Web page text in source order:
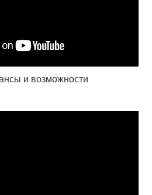
и возможности